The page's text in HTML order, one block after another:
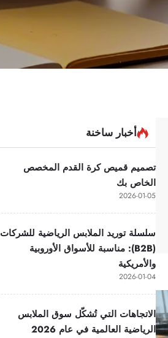
أخبار ساخنة
تصميم قميص كرة القدم المخصص
الخاص بك
2026-01-05
سلسلة توريد الملابس الرياضية للشركات
(B2B): مناسبة للأسواق الأوروبية
والأمريكية
2026-01-04
الاتجاهات التي تُشكّل سوق الملابس
الرياضية العالمية في عام 2026